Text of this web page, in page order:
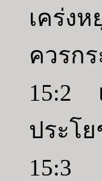
เคร่ง
ควรก
15:2
ประโ
15:3